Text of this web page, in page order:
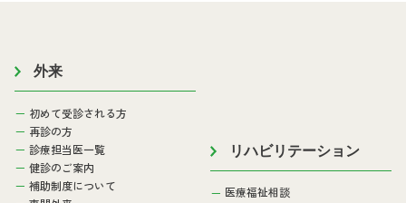
外来
初めて受診される方
再診の方
診療担当医一覧
健診のご案内
補助制度について
リハビリテーション
医療福祉相談